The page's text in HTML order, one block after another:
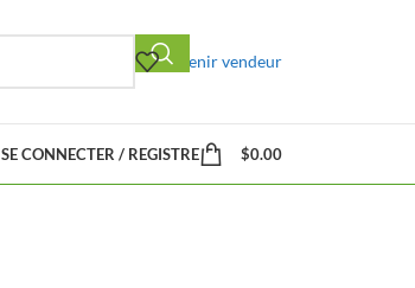
Devenir vendeur
SE CONNECTER / REGISTRE $0.00